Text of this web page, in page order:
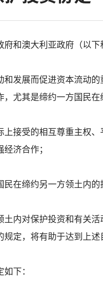
和澳大利亚政府（以下
和发展而促进资本流动
尤其是缔约一方国民在
上接受的相互尊重主权
济合作；
在缔约另一方领土内的
土内对保护投资和有关
定，将有助于达到上述
下：